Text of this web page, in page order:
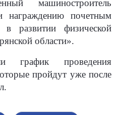
машиностроитель
награждению почетным
развитии физической
области».
график проведения
пройдут уже после